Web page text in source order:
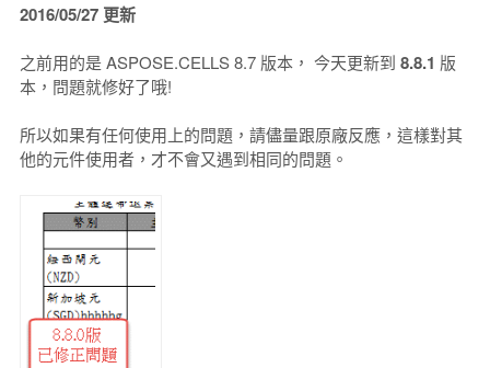
2016/05/27 更新
之前用的是 ASPOSE.CELLS 8.7 版本， 今天更新到 8.8.1 版
本，問題就修好了哦!
所以如果有任何使用上的問題，請儘量跟原廠反應，這樣對其
他的元件使用者，才不會又遇到相同的問題。